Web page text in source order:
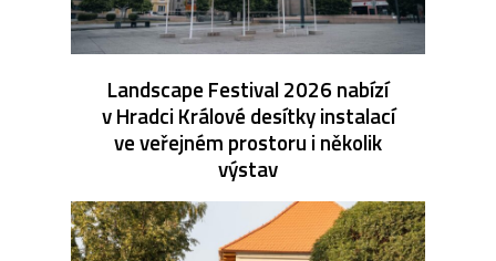
Landscape Festival 2026 nabízí
v Hradci Králové desítky instalací
ve veřejném prostoru i několik
výstav